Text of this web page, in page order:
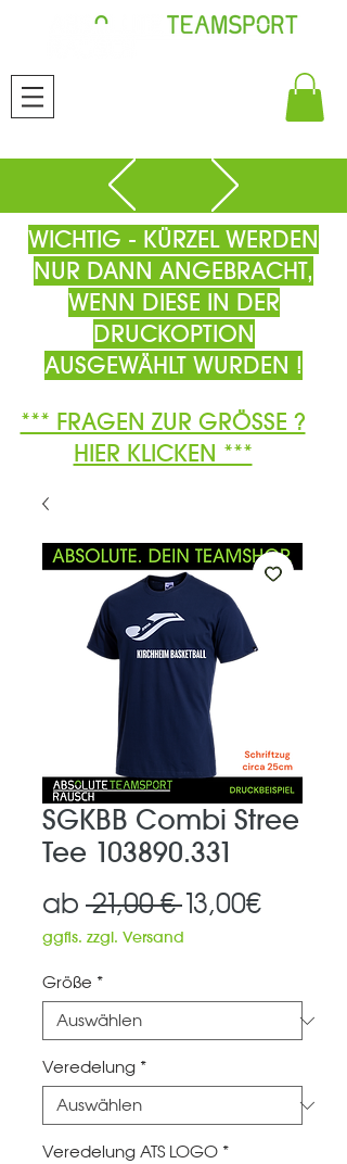
WICHTIG - KÜRZEL WERDEN
NUR DANN ANGEBRACHT,
WENN DIESE IN DER
DRUCKOPTION
AUSGEWÄHLT WURDEN !
*** FRAGEN ZUR GRÖSSE ?
HIER KLICKEN ***
SGKBB Combi Stree
Tee 103890.331
ab 21,00 € Standardpreis
13,00€Sale-
ggfls. zzgl. Versand
Größe *
Veredelung *
Veredelung ATS LOGO *